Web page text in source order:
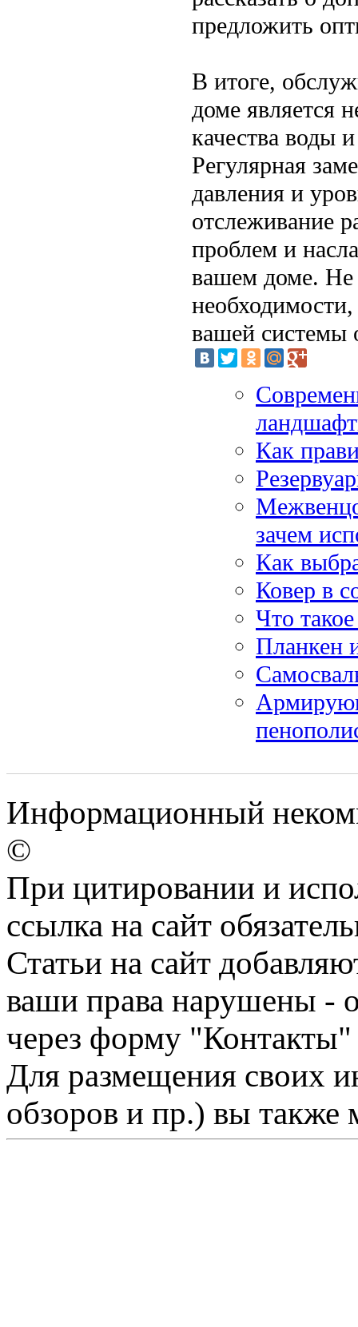
предложить
В итоге,
доме является
качества воды
Регулярная
давления и
отслеживание
проблем и
вашем доме. Не
вашей системы
Как
зачем
Как
Ковер в
Что
Планкен
Информационный
©
При цитировании и
ссылка на сайт
Статьи на сайт
ваши права нарушены -
через форму "Контакты"
Для размещения своих
обзоров и пр.) вы также